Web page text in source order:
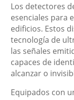
Los detectores
esenciales para
edificios. Estos
tecnología de
las señales
capaces de
alcanzar o
Equipados con